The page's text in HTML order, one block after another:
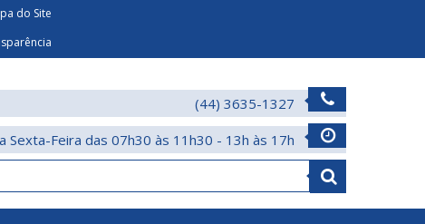
do Site
(44) 3635-1327
Sexta-Feira das 07h30 às 11h30 - 13h às 17h